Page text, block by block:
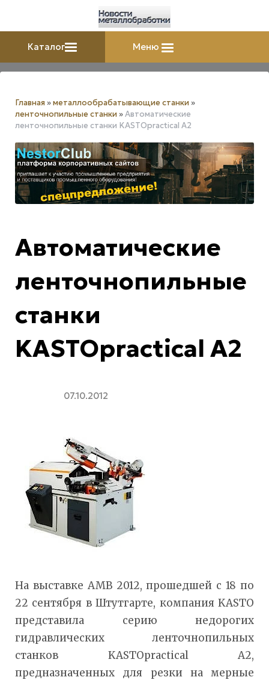
Каталог Меню
Главная »металлообрабатывающие станки »
ленточнопильные станки »Автоматические
ленточнопильные станки KASTOpractical A2
Автоматические
ленточнопильные
станки
KASTOpractical A2
07.10.2012
На выставке AMB 2012, прошедшей с 18 по
22 сентября в Штутгарте, компания KASTO
представила серию недорогих
гидравлических ленточнопильных
станков KASTOpractical A2,
предназначенных для резки на мерные